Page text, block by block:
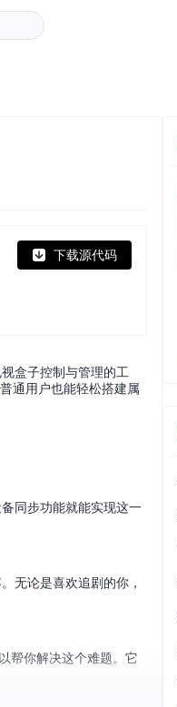
下载源代码
盒子控制与管理的工
通用户也能轻松搭建属
同步功能就能实现这一
无论是喜欢追剧的你，
帮你解决这个难题。它